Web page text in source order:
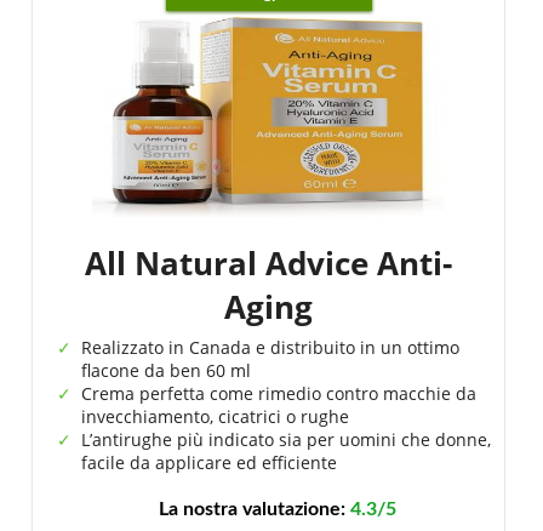
All Natural Advice Anti-
Aging
Realizzato in Canada e distribuito in un ottimo
flacone da ben 60 ml
Crema perfetta come rimedio contro macchie da
invecchiamento, cicatrici o rughe
L’antirughe più indicato sia per uomini che donne,
facile da applicare ed efficiente
La nostra valutazione: 4.3/5